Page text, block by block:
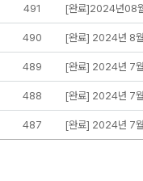
491 [완료]2024년08
490 [완료] 2024년 8
489 [완료] 2024년 7
488 [완료] 2024년 7
487 [완료] 2024년 7